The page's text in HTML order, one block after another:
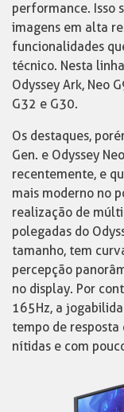
performance. Isso
imagens em alta
funcionalidades
técnico. Nesta
Odyssey Ark, Neo
G32 e G30.
Os destaques,
Gen. e Odyssey
recentemente, e
mais moderno no
realização de
polegadas do
tamanho, tem
percepção
no display. Por
165Hz, a
tempo de resposta
nítidas e com